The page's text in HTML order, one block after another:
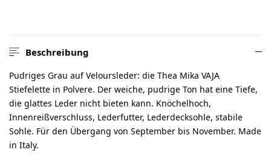
Beschreibung
Pudriges Grau auf Veloursleder: die Thea Mika VAJA
Stiefelette in Polvere. Der weiche, pudrige Ton hat eine Tiefe,
die glattes Leder nicht bieten kann. Knöchelhoch,
Innenreißverschluss, Lederfutter, Lederdecksohle, stabile
Sohle. Für den Übergang von September bis November. Made
in Italy.